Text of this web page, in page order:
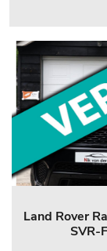
Land Rover
SVR-